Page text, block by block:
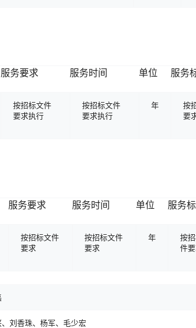
服务要求 服务时间 单位 服务
按招标文件
要求执行
按招标文件
要求执行
年
按
要
服务要求 服务时间 单位 服务
按招标文件
要求
按招标文件
要求
年
按
件
刘香珠、杨军、毛少宏